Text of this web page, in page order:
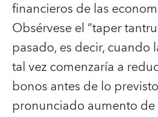
financieros de las
Obsérvese el “taper
pasado, es decir, cuando
tal vez comenzaría a
bonos antes de lo
pronunciado aumento